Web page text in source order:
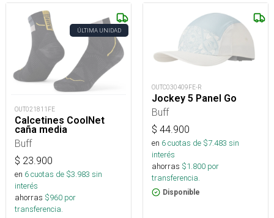
ÚLTIMA UNIDAD
OUT021811FE
Calcetines CoolNet
caña media
Buff
$ 23.900
en 6cuotas de $3.983 sin
interés
ahorras $960 por
transferencia.
OUTC030409FE-R
Jockey 5 Panel Go
Buff
$ 44.900
en 6cuotas de $7.483 sin
interés
ahorras $1.800 por
transferencia.
Disponible